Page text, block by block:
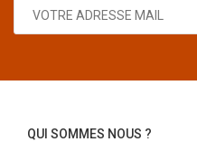
QUI SOMMES NOUS ?